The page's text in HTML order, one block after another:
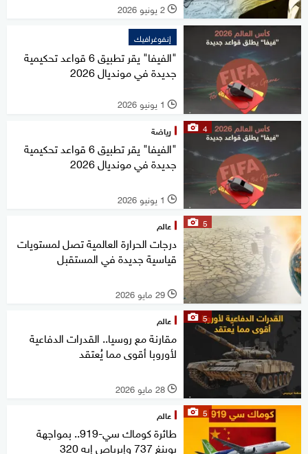
l 2 يونيو 2026
إنفوغرافيك
"الفيفا" يقر تطبيق 6 قواعد تحكيمية
جديدة في مونديال 2026
l 1 يونيو 2026
4 رياضة
"الفيفا" يقر تطبيق 6 قواعد تحكيمية
جديدة في مونديال 2026
l 1 يونيو 2026
5 عالم
درجات الحرارة العالمية تصل لمستويات
قياسية جديدة في المستقبل
l 29 مايو 2026
5 عالم
مقارنة مع روسيا.. القدرات الدفاعية
لأوروبا أقوى مما يُعتقد
l 28 مايو 2026
5 عالم
طائرة كوماك سي-919.. بمواجهة
بوينغ 737 وإيرباص إيه 320